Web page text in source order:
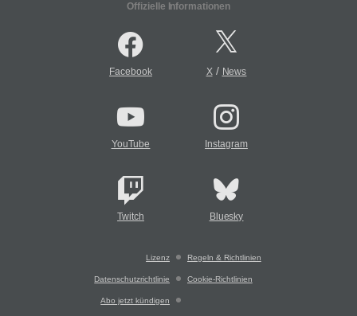
Offizielle Informationen
Facebook X/ News
YouTube Instagram
Twitch Bluesky
Lizenz Regeln & Richtlinien
Datenschutzrichtlinie Cookie-Richtlinien
Abo jetzt kündigen